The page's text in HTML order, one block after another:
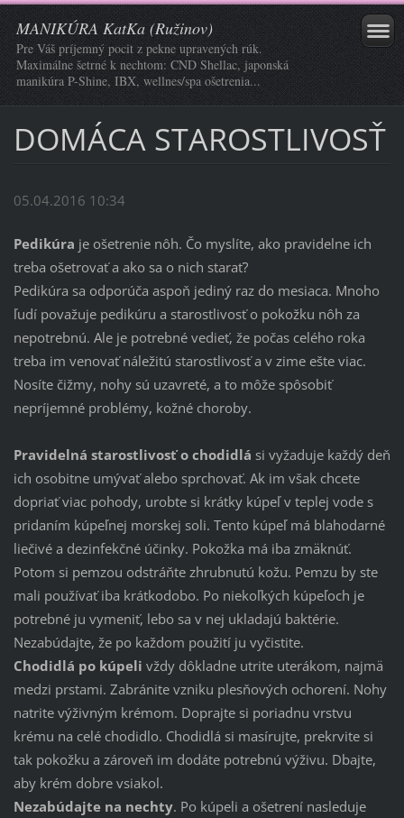
MANIKÚRA KatKa (Ružinov)
Pre Váš príjemný pocit z pekne upravených rúk.
Maximálne šetrné k nechtom: CND Shellac, japonská
manikúra P-Shine, IBX, wellnes/spa ošetrenia...
DOMÁCA STAROSTLIVOSŤ
05.04.2016 10:34
Pedikúra je ošetrenie nôh. Čo myslíte, ako pravidelne ich
treba ošetrovať a ako sa o nich starať?
Pedikúra sa odporúča aspoň jediný raz do mesiaca. Mnoho
ľudí považuje pedikúru a starostlivosť o pokožku nôh za
nepotrebnú. Ale je potrebné vedieť, že počas celého roka
treba im venovať náležitú starostlivosť a v zime ešte viac.
Nosíte čižmy, nohy sú uzavreté, a to môže spôsobiť
nepríjemné problémy, kožné choroby.
Pravidelná starostlivosť o chodidlá si vyžaduje každý deň
ich osobitne umývať alebo sprchovať. Ak im však chcete
dopriať viac pohody, urobte si krátky kúpeľ v teplej vode s
pridaním kúpeľnej morskej soli. Tento kúpeľ má blahodarné
liečivé a dezinfekčné účinky. Pokožka má iba zmäknúť.
Potom si pemzou odstráňte zhrubnutú kožu. Pemzu by ste
mali používať iba krátkodobo. Po niekoľkých kúpeľoch je
potrebné ju vymeniť, lebo sa v nej ukladajú baktérie.
Nezabúdajte, že po každom použití ju vyčistite.
Chodidlá po kúpeli vždy dôkladne utrite uterákom, najmä
medzi prstami. Zabránite vzniku plesňových ochorení. Nohy
natrite výživným krémom. Doprajte si poriadnu vrstvu
krému na celé chodidlo. Chodidlá si masírujte, prekrvite si
tak pokožku a zároveň im dodáte potrebnú výživu. Dbajte,
aby krém dobre vsiakol.
Nezabúdajte na nechty. Po kúpeli a ošetrení nasleduje